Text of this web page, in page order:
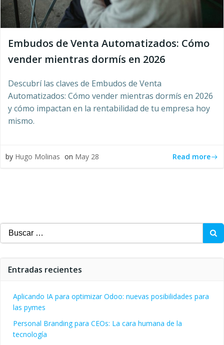
Embudos de Venta Automatizados: Cómo
vender mientras dormís en 2026
Descubrí las claves de Embudos de Venta
Automatizados: Cómo vender mientras dormís en 2026
y cómo impactan en la rentabilidad de tu empresa hoy
mismo.
by Hugo Molinas on May 28 Read more
Buscar:
Entradas recientes
Aplicando IA para optimizar Odoo: nuevas posibilidades para
las pymes
Personal Branding para CEOs: La cara humana de la
tecnología